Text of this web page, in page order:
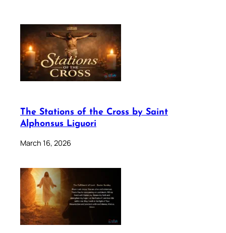
The Stations of the Cross by Saint
Alphonsus Liguori
March 16, 2026